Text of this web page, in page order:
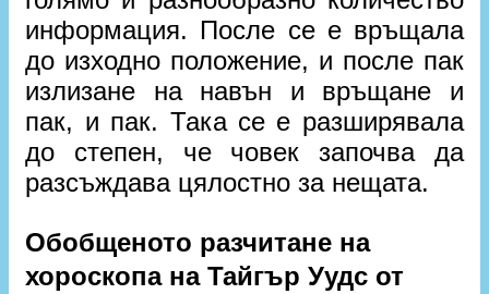
информация. После се е връщала
до изходно положение, и после пак
излизане на навън и връщане и
пак, и пак. Така се е разширявала
до степен, че човек започва да
разсъждава цялостно за нещата.
Обобщеното разчитане на
хороскопа на Тайгър Уудс от